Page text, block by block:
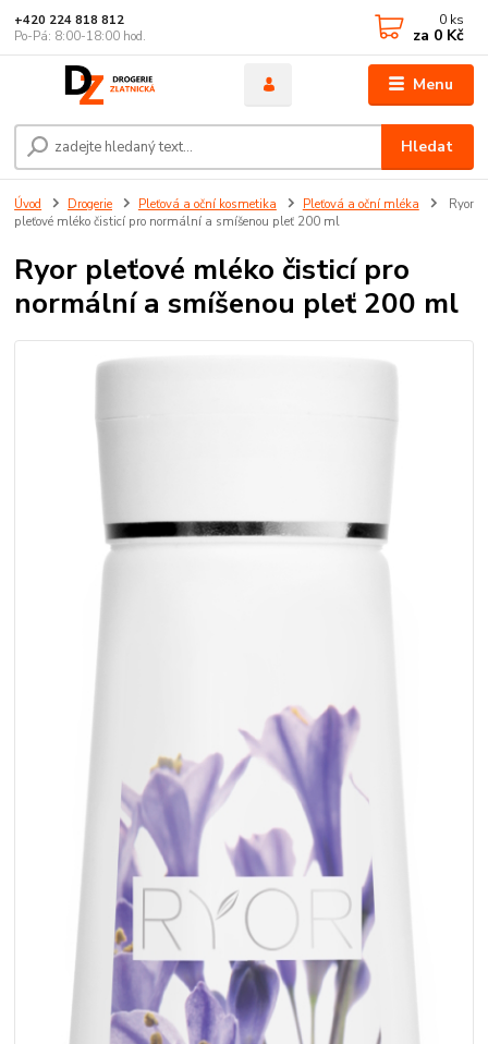
Menu
Hledat
+420 224 818 812
Po-Pá: 8:00-18:00 hod.
0 ks
za 0 Kč
Úvod Drogerie Pleťová a oční kosmetika Pleťová a oční mléka
Ryor
pleťové mléko čisticí pro normální a smíšenou pleť 200 ml
Ryor pleťové mléko čisticí pro
normální a smíšenou pleť 200 ml